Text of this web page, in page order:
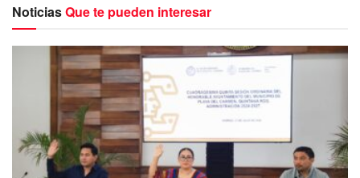
NoticiasQue te pueden interesar